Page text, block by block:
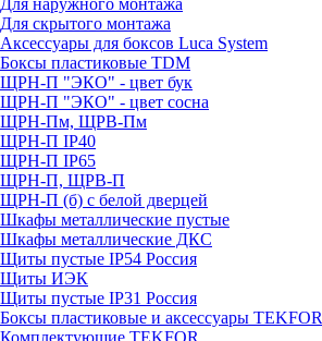
Для наружного монтажа
Для скрытого монтажа
Аксессуары для боксов Luca System
Боксы пластиковые TDM
ЩРН-П "ЭКО" - цвет бук
ЩРН-П "ЭКО" - цвет сосна
ЩРН-Пм, ЩРВ-Пм
ЩРН-П IP40
ЩРН-П IP65
ЩРН-П, ЩРВ-П
ЩРН-П (б) с белой дверцей
Шкафы металлические пустые
Шкафы металлические ДКС
Щиты пустые IP54 Россия
Щиты ИЭК
Щиты пустые IP31 Россия
Боксы пластиковые и аксессуары TEKFOR
Комплектующие TEKFOR